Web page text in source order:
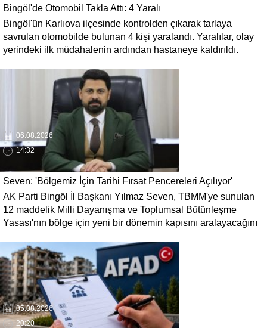
Bingöl'de Otomobil Takla Attı: 4 Yaralı
Bingöl'ün Karlıova ilçesinde kontrolden çıkarak tarlaya
savrulan otomobilde bulunan 4 kişi yaralandı. Yaralılar, olay
yerindeki ilk müdahalenin ardından hastaneye kaldırıldı.
06.08.2026
14:32
Seven: 'Bölgemiz İçin Tarihi Fırsat Pencereleri Açılıyor'
AK Parti Bingöl İl Başkanı Yılmaz Seven, TBMM'ye sunulan
12 maddelik Milli Dayanışma ve Toplumsal Bütünleşme
Yasası'nın bölge için yeni bir dönemin kapısını aralayacağını
ardından bölgemizin üretim, yatırım ve istihdam potansiyelinin
yeniden canlanacağına inanıyoruz' dedi.
05.08.2026
20:20